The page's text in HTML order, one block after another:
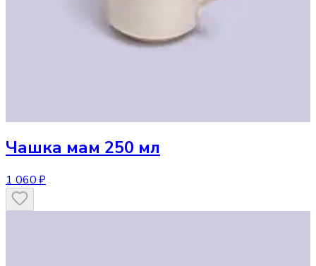
Чашка мам 250 мл
1 060 ₽